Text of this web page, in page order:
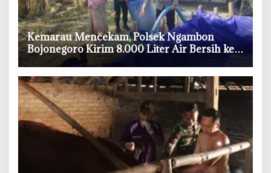
‎Kemarau Mencekam, Polsek Ngambon
Bojonegoro Kirim 8.000 Liter Air Bersih ke
Warga Bondol